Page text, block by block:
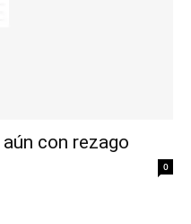
con rezago
0